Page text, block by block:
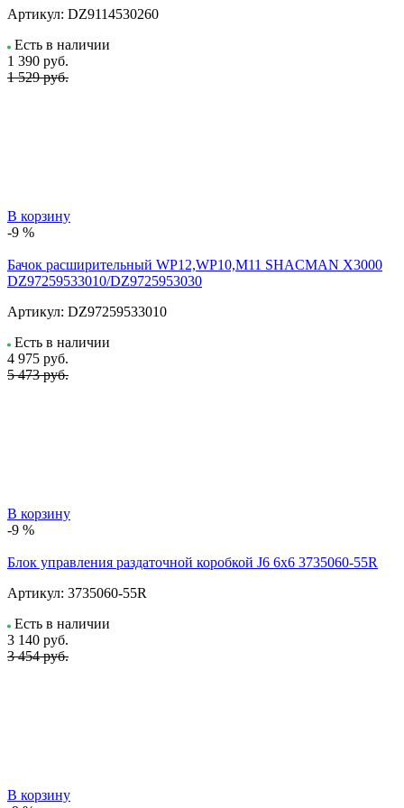
Артикул: DZ9114530260
Есть в наличии
1 390 руб.
1 529 руб.
В корзину
-9 %
Бачок расширительный WP12,WP10,M11 SHACMAN X3000
DZ97259533010/DZ9725953030
Артикул: DZ97259533010
Есть в наличии
4 975 руб.
5 473 руб.
В корзину
-9 %
Блок управления раздаточной коробкой J6 6x6 3735060-55R
Артикул: 3735060-55R
Есть в наличии
3 140 руб.
3 454 руб.
В корзину